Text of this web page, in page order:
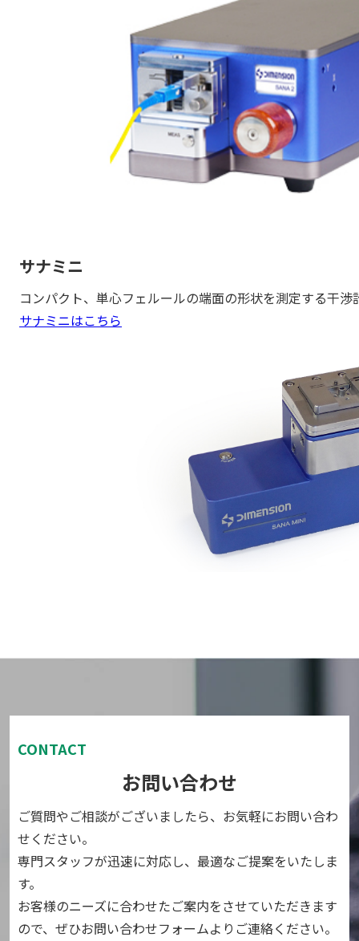
サナミニ
コンパクト、単心フェルールの端面の形状を測定する干渉
サナミニはこちら
CONTACT
お問い合わせ
ご質問やご相談がございましたら、お気軽にお問い合わ
せください。
専門スタッフが迅速に対応し、最適なご提案をいたしま
す。
お客様のニーズに合わせたご案内をさせていただきます
ので、ぜひお問い合わせフォームよりご連絡ください。